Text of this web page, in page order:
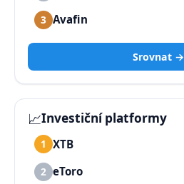
3 Avafin
Srovnat →
📈Investiční platformy
1 XTB
2 eToro